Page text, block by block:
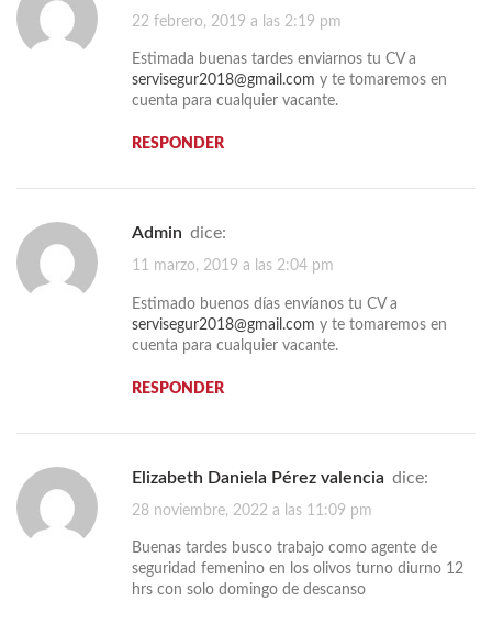
22 febrero, 2019 a las 2:19 pm
Estimada buenas tardes enviarnos tu CV a
servisegur2018@gmail.com y te tomaremos en
cuenta para cualquier vacante.
RESPONDER
admin dice:
11 marzo, 2019 a las 2:04 pm
Estimado buenos días envíanos tu CV a
servisegur2018@gmail.com y te tomaremos en
cuenta para cualquier vacante.
RESPONDER
Elizabeth Daniela Pérez valencia dice:
28 noviembre, 2022 a las 11:09 pm
Buenas tardes busco trabajo como agente de
seguridad femenino en los olivos turno diurno 12
hrs con solo domingo de descanso